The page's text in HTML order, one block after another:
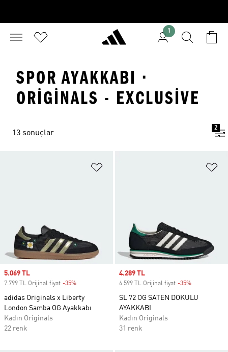
1
SPOR AYAKKABI ·
ORIGINALS - EXCLUSIVE
13 sonuçlar
2
Sale price
5.069 TL
7.799 TL Orijinal fiyat -35%
adidas Originals x Liberty
London Samba OG Ayakkabı
Kadın Originals
22 renk
Sale price
4.289 TL
6.599 TL Orijinal fiyat -35%
SL 72 OG SATEN DOKULU
AYAKKABI
Kadın Originals
31 renk